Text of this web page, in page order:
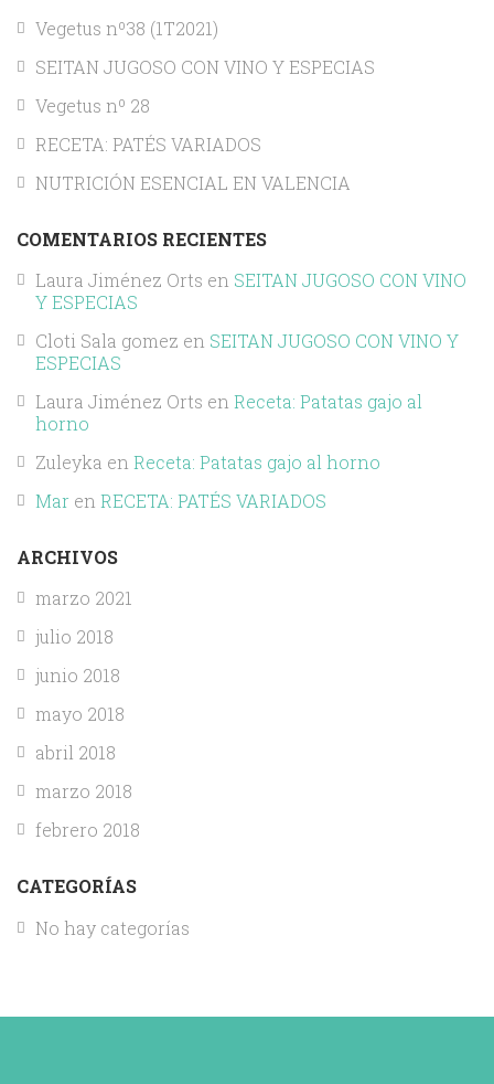
Vegetus nº38 (1T2021)
SEITAN JUGOSO CON VINO Y ESPECIAS
Vegetus nº 28
RECETA: PATÉS VARIADOS
NUTRICIÓN ESENCIAL EN VALENCIA
COMENTARIOS RECIENTES
Laura Jiménez Orts en SEITAN JUGOSO CON VINO
Y ESPECIAS
Cloti Sala gomez en SEITAN JUGOSO CON VINO Y
ESPECIAS
Laura Jiménez Orts en Receta: Patatas gajo al
horno
Zuleyka en Receta: Patatas gajo al horno
Mar en RECETA: PATÉS VARIADOS
ARCHIVOS
marzo 2021
julio 2018
junio 2018
mayo 2018
abril 2018
marzo 2018
febrero 2018
CATEGORÍAS
No hay categorías